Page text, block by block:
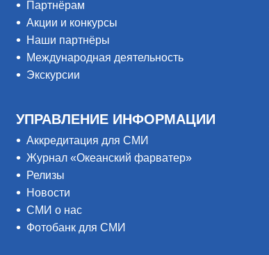
Партнёрам
Акции и конкурсы
Наши партнёры
Международная деятельность
Экскурсии
УПРАВЛЕНИЕ ИНФОРМАЦИИ
Аккредитация для СМИ
Журнал «Океанский фарватер»
Релизы
Новости
СМИ о нас
Фотобанк для СМИ